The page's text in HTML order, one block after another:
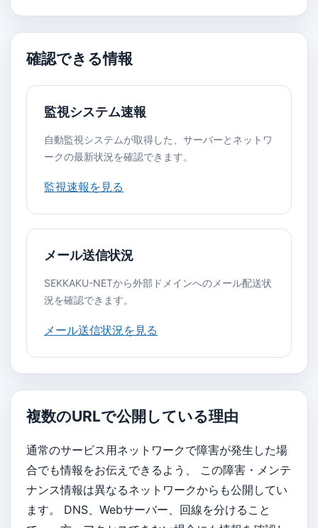
確認できる情報
監視システム速報
自動監視システムが取得した、サーバーとネットワ
ークの最新状況を確認できます。
監視速報を見る
メール送信状況
SEKKAKU-NETから外部ドメインへのメール配送状
況を確認できます。
メール送信状況を見る
複数のURLで公開している理由
通常のサービス用ネットワークで障害が発生した場
合でも情報をお伝えできるよう、 この障害・メンテ
ナンス情報は異なるネットワークからも公開してい
ます。 DNS、Webサーバー、回線を分けること